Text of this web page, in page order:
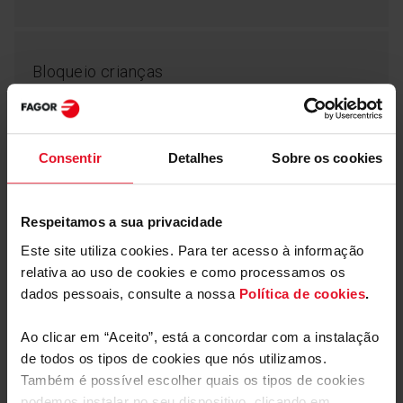
Consentir Detalhes Sobre os cookies
Respeitamos a sua privacidade
Este site utiliza cookies. Para ter acesso à informação
relativa ao uso de cookies e como processamos os
dados pessoais, consulte a nossa Política de cookies.
Ao clicar em “Aceito”, está a concordar com a instalação
de todos os tipos de cookies que nós utilizamos.
Também é possível escolher quais os tipos de cookies
Mais funcionalidades
ChildLock Incorporado com
Bloqueio crianças
Indicador de zona quente
Relógio temporizador
Parâmetros Técnicos